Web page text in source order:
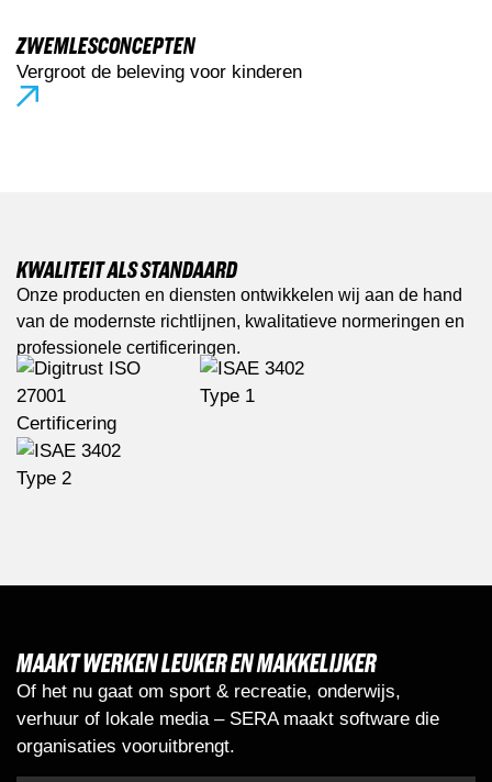
ZWEMLESCONCEPTEN
Vergroot de beleving voor kinderen
KWALITEIT ALS STANDAARD
Onze producten en diensten ontwikkelen wij aan de hand
van de modernste richtlijnen, kwalitatieve normeringen en
professionele certificeringen.
MAAKT WERKEN LEUKER EN MAKKELIJKER
Of het nu gaat om sport & recreatie, onderwijs,
verhuur of lokale media – SERA maakt software die
organisaties vooruitbrengt.